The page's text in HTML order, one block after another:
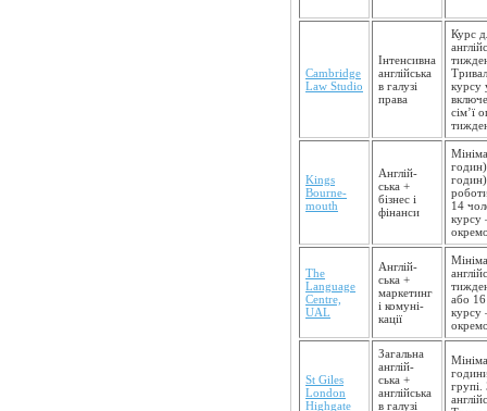
Cambridge
Law Studio
Інтенсивна
англійська
в галузі
права
Курс
курсу
сім’ї
Kings
Bourne­
mouth
Англій­
ська +
бізнес і
фінанси
годин)
годин)
14
курсу
The
Language
Centre,
UAL
Англій­
ська +
маркетинг
і комуні­
кації
або 16
курсу
St Giles
London
Highgate
Загальна
англій­
ська +
англійська
в галузі
групі.